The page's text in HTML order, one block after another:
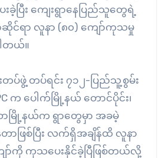
ခဲ့ပြီး ကျေးရွာနေပြည်သူတွေရဲ့
ဆိုင်ရာ လူနာ (၈၀) ကျော်ကုသမှု
တယ်။
ပ်ဖွဲ့ တပ်ရင်း ၇၁၂-ပြည်သူ့စွမ်း
က ပေါက်မြို့နယ် တောင်ပိုင်း၊
မြို့နယ်က ရွာတွေမှာ အခမဲ့
ာဖြစ်ပြီး လက်ရှိအချိန်ထိ လူနာ
ော်ကို ကုသပေးနိုင်ခဲ့ပြီဖြစ်တယ်လို့